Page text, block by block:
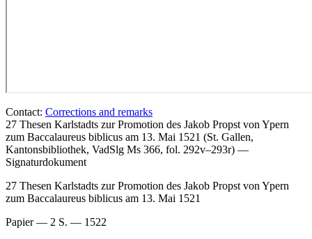
Contact: Corrections and remarks
27 Thesen Karlstadts zur Promotion des Jakob Propst von Ypern
zum Baccalaureus biblicus am 13. Mai 1521 (St. Gallen,
Kantonsbibliothek, VadSlg Ms 366, fol. 292v–293r) —
Signaturdokument
27 Thesen Karlstadts zur Promotion des Jakob Propst von Ypern
zum Baccalaureus biblicus am 13. Mai 1521
Papier — 2 S. — 1522